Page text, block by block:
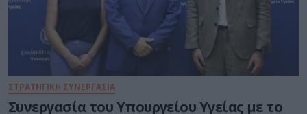
ΣΤΡΑΤΗΓΙΚΗ ΣΥΝΕΡΓΑΣΙΑ
Συνεργασία του Υπουργείου Υγείας με το